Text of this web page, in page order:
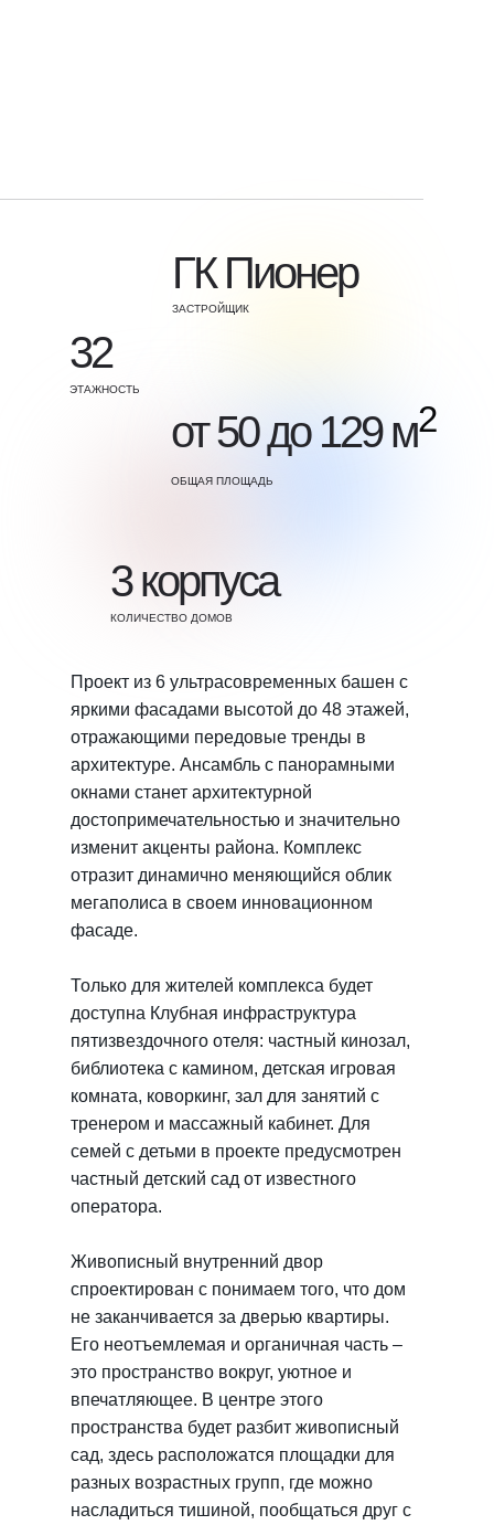
Проект из 6 ультрасовременных башен с
яркими фасадами высотой до 48 этажей,
отражающими передовые тренды в
архитектуре. Ансамбль с панорамными
окнами станет архитектурной
достопримечательностью и значительно
изменит акценты района. Комплекс
отразит динамично меняющийся облик
мегаполиса в своем инновационном
фасаде.
Только для жителей комплекса будет
доступна Клубная инфраструктура
пятизвездочного отеля: частный кинозал,
библиотека с камином, детская игровая
комната, коворкинг, зал для занятий с
тренером и массажный кабинет. Для
семей с детьми в проекте предусмотрен
частный детский сад от известного
оператора.
Живописный внутренний двор
спроектирован с понимаем того, что дом
не заканчивается за дверью квартиры.
Его неотъемлемая и органичная часть –
это пространство вокруг, уютное и
впечатляющее. В центре этого
пространства будет разбит живописный
сад, здесь расположатся площадки для
разных возрастных групп, где можно
насладиться тишиной, пообщаться друг с
ГК Пионер
ЗАСТРОЙЩИК
32
ЭТАЖНОСТЬ
3 корпусa
КОЛИЧЕСТВО ДОМОВ
от 50 до 129 м2
ОБЩАЯ ПЛОЩАДЬ